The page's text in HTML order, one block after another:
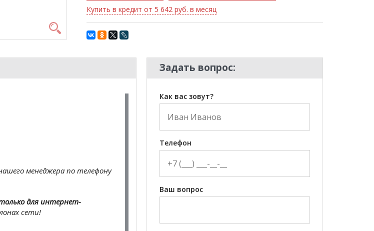
Купить в кредит от 5 642 руб. в месяц
менеджера по телефону
для интернет-
сети!
Задать вопрос:
Как вас зовут?
Телефон
Ваш вопрос